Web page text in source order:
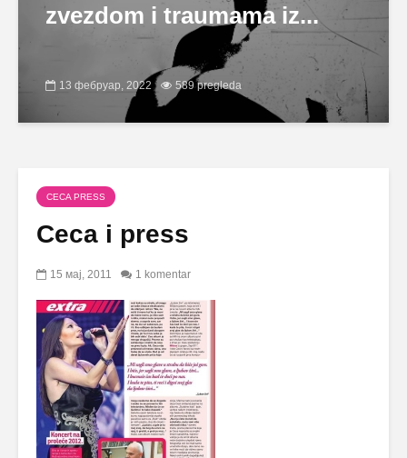
zvezdom i traumama iz...
13 фебруар, 2022 589 pregleda
CECA PRESS
Ceca i press
15 мај, 2011 1 komentar